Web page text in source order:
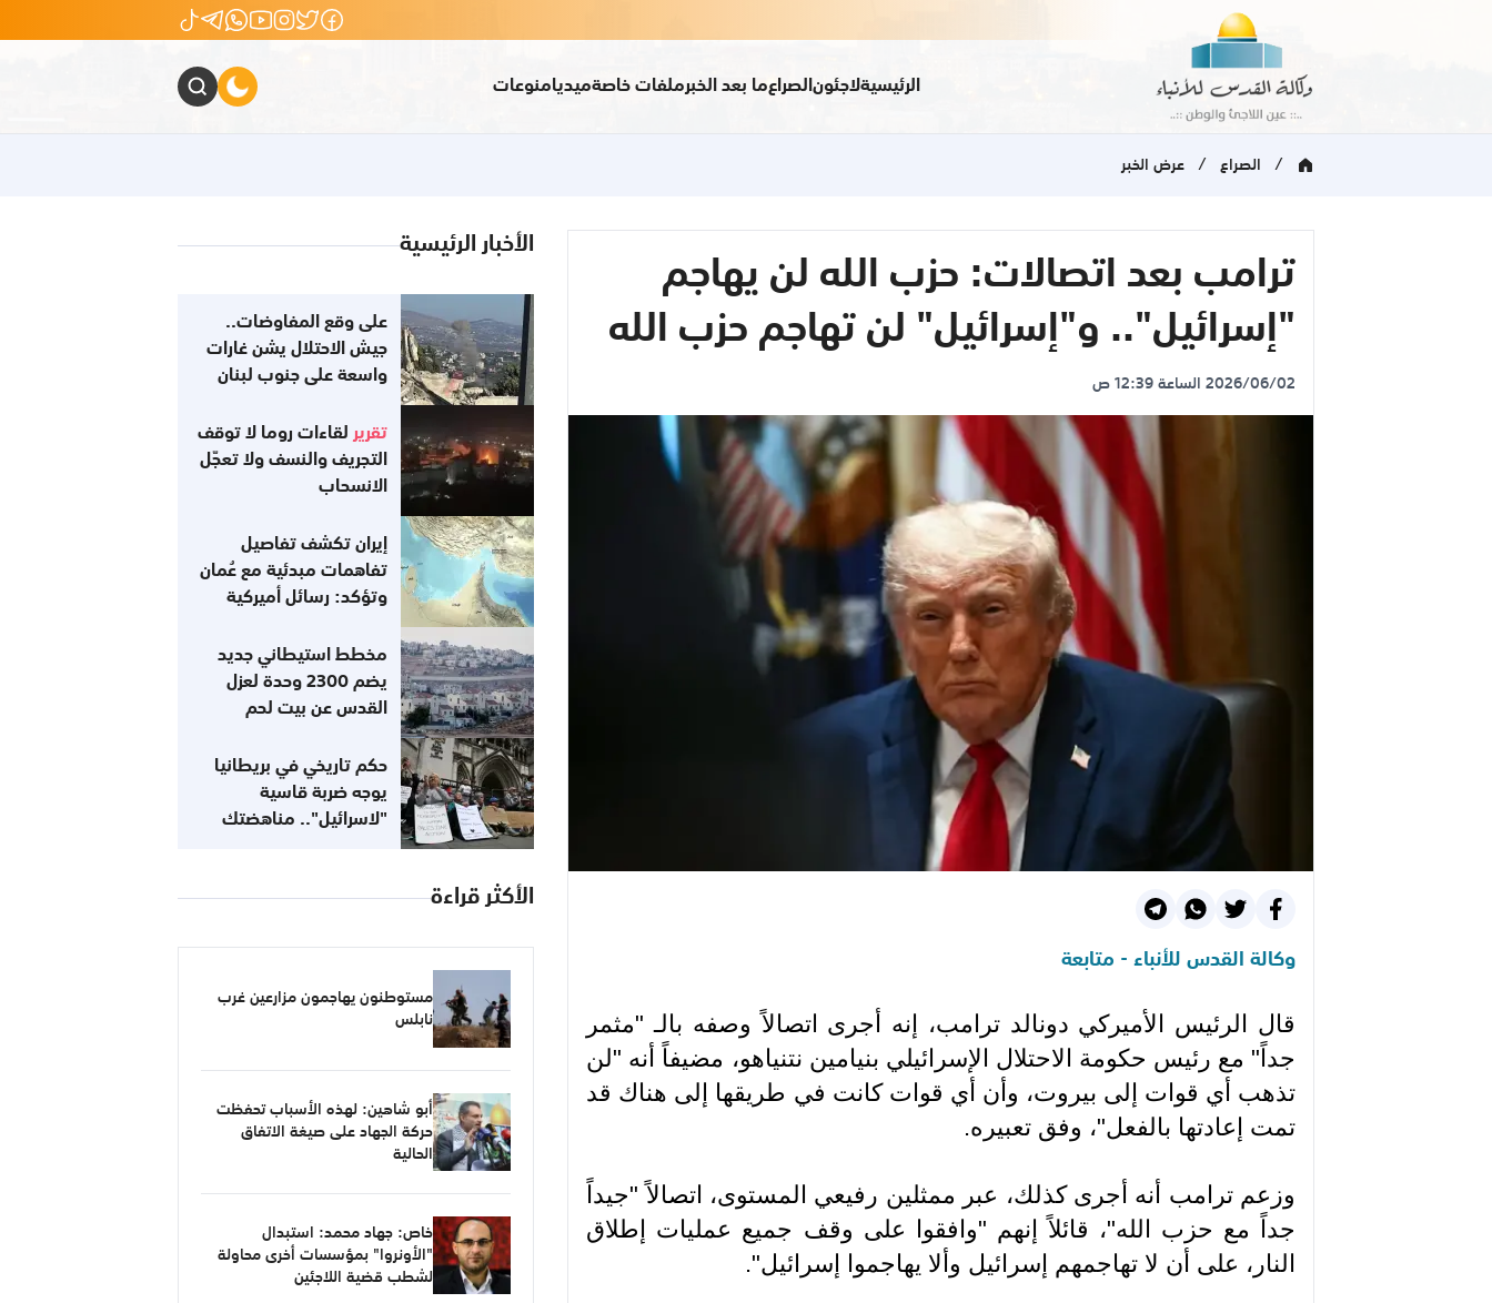
الرئيسيةلاجئون الصراعما بعد الخبرملفات خاصةميديامنوعات
/ الصراع / عرض الخبر
ترامب بعد اتصالات: حزب الله لن يهاجم
"إسرائيل".. و"إسرائيل" لن تهاجم حزب الله
2026/06/02 الساعة 12:39 ص
وكالة القدس للأنباء - متابعة
قال الرئيس الأميركي دونالد ترامب، إنه أجرى اتصالاً وصفه بالـ "مثمر
جداً" مع رئيس حكومة الاحتلال الإسرائيلي بنيامين نتنياهو، مضيفاً أنه "لن
تذهب أي قوات إلى بيروت، وأن أي قوات كانت في طريقها إلى هناك قد
تمت إعادتها بالفعل"، وفق تعبيره.
وزعم ترامب أنه أجرى كذلك، عبر ممثلين رفيعي المستوى، اتصالاً "جيداً
جداً مع حزب الله"، قائلاً إنهم "وافقوا على وقف جميع عمليات إطلاق
النار، على أن لا تهاجمهم إسرائيل وألا يهاجموا إسرائيل".
الأخبار الرئيسية
على وقع المفاوضات..
جيش الاحتلال يشن غارات
واسعة على جنوب لبنان
تقرير لقاءات روما لا توقف
التجريف والنسف ولا تعجّل
الانسحاب
إيران تكشف تفاصيل
تفاهمات مبدئية مع عُمان
وتؤكد: رسائل أميركية
إلى التزاماتها
مخطط استيطاني جديد
يضم 2300 وحدة لعزل
القدس عن بيت لحم
حكم تاريخي في بريطانيا
يوجه ضربة قاسية
"لاسرائيل".. مناهضتك
الأكثر قراءة
مستوطنون يهاجمون مزارعين غرب
نابلس
أبو شاهين: لهذه الأسباب تحفظت
حركة الجهاد على صيغة الاتفاق
الحالية
خاص: جهاد محمد: استبدال
"الأونروا" بمؤسسات أخرى محاولة
لشطب قضية اللاجئين